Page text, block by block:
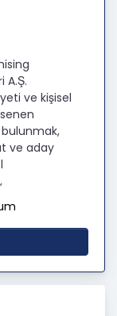
A.Ş.
ve kişisel
ve aday
olmak
işlenen